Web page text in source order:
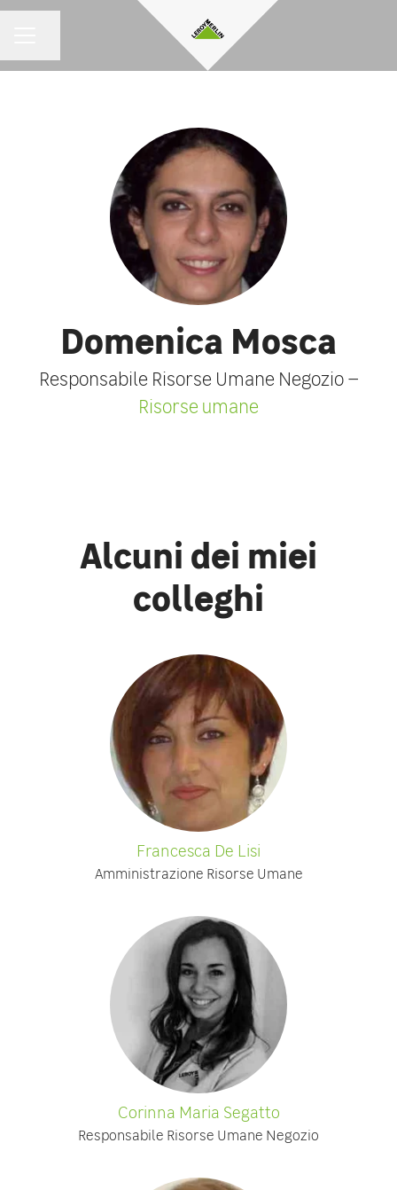
Domenica Mosca
Responsabile Risorse Umane Negozio –
Risorse umane
Alcuni dei miei
colleghi
Francesca De Lisi
Amministrazione Risorse Umane
Corinna Maria Segatto
Responsabile Risorse Umane Negozio